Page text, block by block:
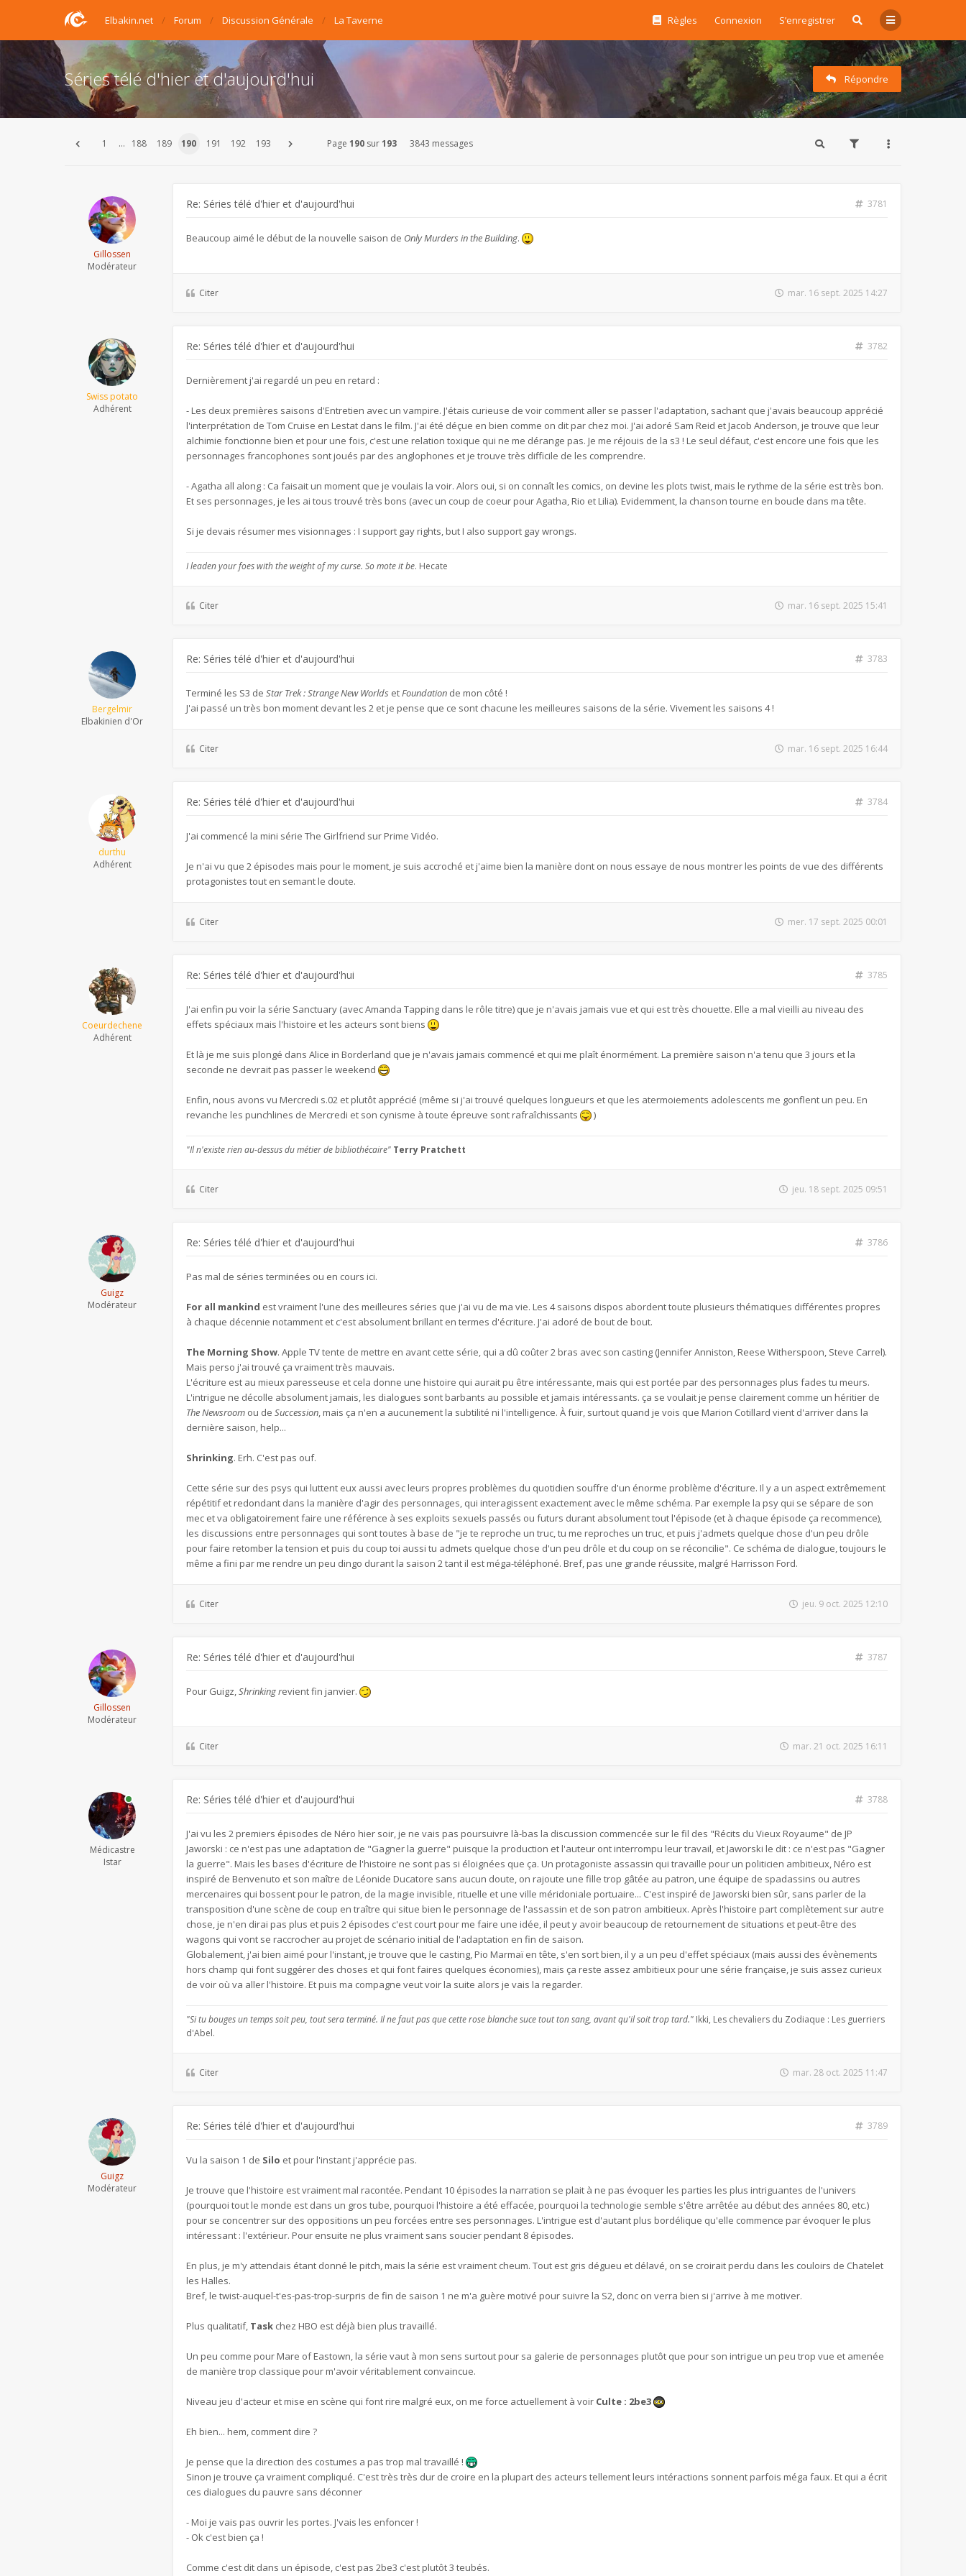
Règles Connexion S’enregistrer
Elbakin.net Forum Discussion Générale La Taverne
Séries télé d'hier et d'aujourd'hui Répondre
1 … 188 189 190 191 192 193 Page 190sur193 3843 messages
Gillossen
Modérateur
Re: Séries télé d'hier et d'aujourd'hui 3781
Beaucoup aimé le début de la nouvelle saison de Only Murders in the Building.
Citer mar. 16 sept. 2025 14:27
Swiss potato
Adhérent
Re: Séries télé d'hier et d'aujourd'hui 3782
Dernièrement j'ai regardé un peu en retard :
- Les deux premières saisons d'Entretien avec un vampire. J'étais curieuse de voir comment aller se passer l'adaptation, sachant que j'avais beaucoup apprécié
l'interprétation de Tom Cruise en Lestat dans le film. J'ai été déçue en bien comme on dit par chez moi. J'ai adoré Sam Reid et Jacob Anderson, je trouve que leur
alchimie fonctionne bien et pour une fois, c'est une relation toxique qui ne me dérange pas. Je me réjouis de la s3 ! Le seul défaut, c'est encore une fois que les
personnages francophones sont joués par des anglophones et je trouve très difficile de les comprendre.
- Agatha all along : Ca faisait un moment que je voulais la voir. Alors oui, si on connaît les comics, on devine les plots twist, mais le rythme de la série est très bon.
Et ses personnages, je les ai tous trouvé très bons (avec un coup de coeur pour Agatha, Rio et Lilia). Evidemment, la chanson tourne en boucle dans ma tête.
Si je devais résumer mes visionnages : I support gay rights, but I also support gay wrongs.
I leaden your foes with the weight of my curse. So mote it be. Hecate
Citer mar. 16 sept. 2025 15:41
Bergelmir
Elbakinien d'Or
Re: Séries télé d'hier et d'aujourd'hui 3783
Terminé les S3 de Star Trek : Strange New Worlds etFoundation de mon côté !
J'ai passé un très bon moment devant les 2 et je pense que ce sont chacune les meilleures saisons de la série. Vivement les saisons 4 !
Citer mar. 16 sept. 2025 16:44
durthu
Adhérent
Re: Séries télé d'hier et d'aujourd'hui 3784
J'ai commencé la mini série The Girlfriend sur Prime Vidéo.
Je n'ai vu que 2 épisodes mais pour le moment, je suis accroché et j'aime bien la manière dont on nous essaye de nous montrer les points de vue des différents
protagonistes tout en semant le doute.
Citer mer. 17 sept. 2025 00:01
Coeurdechene
Adhérent
Re: Séries télé d'hier et d'aujourd'hui 3785
J'ai enfin pu voir la série Sanctuary (avec Amanda Tapping dans le rôle titre) que je n'avais jamais vue et qui est très chouette. Elle a mal vieilli au niveau des
effets spéciaux mais l'histoire et les acteurs sont biens
Et là je me suis plongé dans Alice in Borderland que je n'avais jamais commencé et qui me plaît énormément. La première saison n'a tenu que 3 jours et la
seconde ne devrait pas passer le weekend
Enfin, nous avons vu Mercredi s.02 et plutôt apprécié (même si j'ai trouvé quelques longueurs et que les atermoiements adolescents me gonflent un peu. En
revanche les punchlines de Mercredi et son cynisme à toute épreuve sont rafraîchissants
)
"Il n'existe rien au-dessus du métier de bibliothécaire" Terry Pratchett
Citer jeu. 18 sept. 2025 09:51
Guigz
Modérateur
Re: Séries télé d'hier et d'aujourd'hui 3786
Pas mal de séries terminées ou en cours ici.
For all mankind est vraiment l'une des meilleures séries que j'ai vu de ma vie. Les 4 saisons dispos abordent toute plusieurs thématiques différentes propres
à chaque décennie notamment et c'est absolument brillant en termes d'écriture. J'ai adoré de bout de bout.
The Morning Show. Apple TV tente de mettre en avant cette série, qui a dû coûter 2 bras avec son casting (Jennifer Anniston, Reese Witherspoon, Steve Carrel).
Mais perso j'ai trouvé ça vraiment très mauvais.
L'écriture est au mieux paresseuse et cela donne une histoire qui aurait pu être intéressante, mais qui est portée par des personnages plus fades tu meurs.
L'intrigue ne décolle absolument jamais, les dialogues sont barbants au possible et jamais intéressants. ça se voulait je pense clairement comme un héritier de
The Newsroom ou de Succession, mais ça n'en a aucunement la subtilité ni l'intelligence. À fuir, surtout quand je vois que Marion Cotillard vient d'arriver dans la
dernière saison, help...
Shrinking. Erh. C'est pas ouf.
Cette série sur des psys qui luttent eux aussi avec leurs propres problèmes du quotidien souffre d'un énorme problème d'écriture. Il y a un aspect extrêmement
répétitif et redondant dans la manière d'agir des personnages, qui interagissent exactement avec le même schéma. Par exemple la psy qui se sépare de son
mec et va obligatoirement faire une référence à ses exploits sexuels passés ou futurs durant absolument tout l'épisode (et à chaque épisode ça recommence),
les discussions entre personnages qui sont toutes à base de "je te reproche un truc, tu me reproches un truc, et puis j'admets quelque chose d'un peu drôle
pour faire retomber la tension et puis du coup toi aussi tu admets quelque chose d'un peu drôle et du coup on se réconcilie". Ce schéma de dialogue, toujours le
même a fini par me rendre un peu dingo durant la saison 2 tant il est méga-téléphoné. Bref, pas une grande réussite, malgré Harrisson Ford.
Citer jeu. 9 oct. 2025 12:10
Gillossen
Modérateur
Re: Séries télé d'hier et d'aujourd'hui 3787
Pour Guigz,Shrinking revient fin janvier.
Citer mar. 21 oct. 2025 16:11
Médicastre
Istar
Re: Séries télé d'hier et d'aujourd'hui 3788
J'ai vu les 2 premiers épisodes de Néro hier soir, je ne vais pas poursuivre là-bas la discussion commencée sur le fil des "Récits du Vieux Royaume" de JP
Jaworski : ce n'est pas une adaptation de "Gagner la guerre" puisque la production et l'auteur ont interrompu leur travail, et Jaworski le dit : ce n'est pas "Gagner
la guerre". Mais les bases d'écriture de l'histoire ne sont pas si éloignées que ça. Un protagoniste assassin qui travaille pour un politicien ambitieux, Néro est
inspiré de Benvenuto et son maître de Léonide Ducatore sans aucun doute, on rajoute une fille trop gâtée au patron, une équipe de spadassins ou autres
mercenaires qui bossent pour le patron, de la magie invisible, rituelle et une ville méridoniale portuaire... C'est inspiré de Jaworski bien sûr, sans parler de la
transposition d'une scène de coup en traître qui situe bien le personnage de l'assassin et de son patron ambitieux. Après l'histoire part complètement sur autre
chose, je n'en dirai pas plus et puis 2 épisodes c'est court pour me faire une idée, il peut y avoir beaucoup de retournement de situations et peut-être des
wagons qui vont se raccrocher au projet de scénario initial de l'adaptation en fin de saison.
Globalement, j'ai bien aimé pour l'instant, je trouve que le casting, Pio Marmaï en tête, s'en sort bien, il y a un peu d'effet spéciaux (mais aussi des évènements
hors champ qui font suggérer des choses et qui font faires quelques économies), mais ça reste assez ambitieux pour une série française, je suis assez curieux
de voir où va aller l'histoire. Et puis ma compagne veut voir la suite alors je vais la regarder.
"Si tu bouges un temps soit peu, tout sera terminé. Il ne faut pas que cette rose blanche suce tout ton sang, avant qu'il soit trop tard." Ikki, Les chevaliers du Zodiaque : Les guerriers
d'Abel.
Citer mar. 28 oct. 2025 11:47
Guigz
Modérateur
Re: Séries télé d'hier et d'aujourd'hui 3789
Vu la saison 1 de Silo et pour l'instant j'apprécie pas.
Je trouve que l'histoire est vraiment mal racontée. Pendant 10 épisodes la narration se plait à ne pas évoquer les parties les plus intriguantes de l'univers
(pourquoi tout le monde est dans un gros tube, pourquoi l'histoire a été effacée, pourquoi la technologie semble s'être arrêtée au début des années 80, etc.)
pour se concentrer sur des oppositions un peu forcées entre ses personnages. L'intrigue est d'autant plus bordélique qu'elle commence par évoquer le plus
intéressant : l'extérieur. Pour ensuite ne plus vraiment sans soucier pendant 8 épisodes.
En plus, je m'y attendais étant donné le pitch, mais la série est vraiment cheum. Tout est gris dégueu et délavé, on se croirait perdu dans les couloirs de Chatelet
les Halles.
Bref, le twist-auquel-t'es-pas-trop-surpris de fin de saison 1 ne m'a guère motivé pour suivre la S2, donc on verra bien si j'arrive à me motiver.
Plus qualitatif, Task chez HBO est déjà bien plus travaillé.
Un peu comme pour Mare of Eastown, la série vaut à mon sens surtout pour sa galerie de personnages plutôt que pour son intrigue un peu trop vue et amenée
de manière trop classique pour m'avoir véritablement convaincue.
Niveau jeu d'acteur et mise en scène qui font rire malgré eux, on me force actuellement à voir Culte : 2be3
Eh bien... hem, comment dire ?
Je pense que la direction des costumes a pas trop mal travaillé !
Sinon je trouve ça vraiment compliqué. C'est très très dur de croire en la plupart des acteurs tellement leurs intéractions sonnent parfois méga faux. Et qui a écrit
ces dialogues du pauvre sans déconner
- Moi je vais pas ouvrir les portes. J'vais les enfoncer !
- Ok c'est bien ça !
Comme c'est dit dans un épisode, c'est pas 2be3 c'est plutôt 3 teubés.